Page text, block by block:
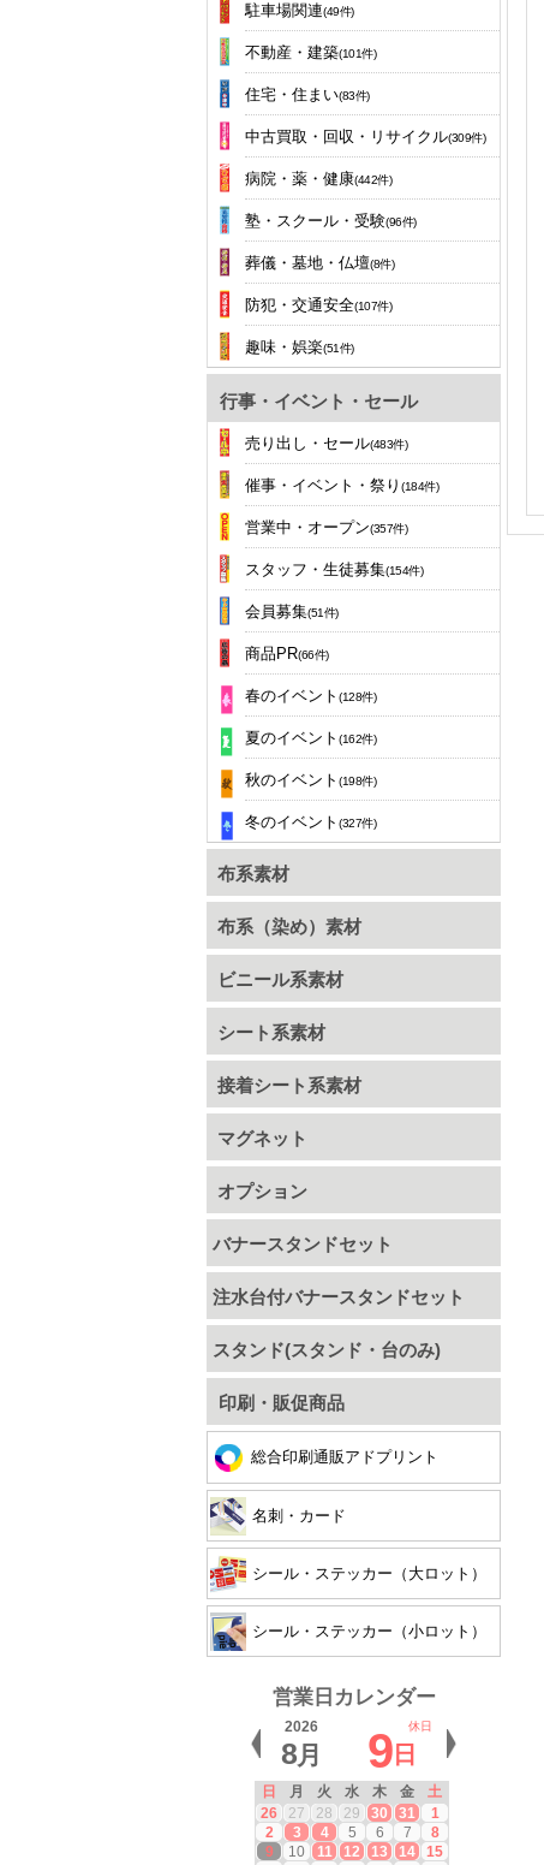
駐車場関連(49件)
不動産・建築(101件)
住宅・住まい(83件)
中古買取・回収・リサイクル(309件)
病院・薬・健康(442件)
塾・スクール・受験(96件)
葬儀・墓地・仏壇(8件)
防犯・交通安全(107件)
趣味・娯楽(51件)
行事・イベント・セール
売り出し・セール(483件)
催事・イベント・祭り (184件)
営業中・オープン(357件)
スタッフ・生徒募集(154件)
会員募集(51件)
商品PR(66件)
春のイベント (128件)
夏のイベント (162件)
秋のイベント (198件)
冬のイベント (327件)
布系素材
布系（染め）素材
ビニール系素材
シート系素材
接着シート系素材
マグネット
オプション
バナースタンドセット
注水台付バナースタンドセット
スタンド(スタンド・台のみ)
印刷・販促商品
総合印刷通販アドプリント
名刺・カード
シール・ステッカー（大ロット）
シール・ステッカー（小ロット）
営業日カレンダー
2026
8月
休日
9日
日 月 火 水 木 金
土
26
27 28 29 30 31
1
2
3 4 5 6 7
8
9
10 11 12 13 14
15